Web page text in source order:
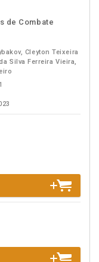
de Combate
Cleyton Teixeira
Silva Ferreira Vieira,